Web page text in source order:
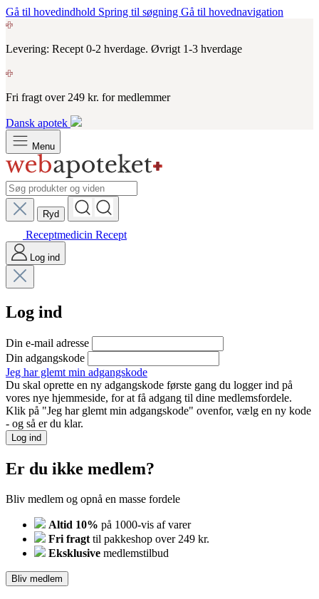
Gå til hovedindhold Spring til søgning Gå til hovednavigation
Levering: Recept 0-2 hverdage. Øvrigt 1-3 hverdage
Fri fragt over 249 kr. for medlemmer
Dansk apotek
Menu
Ryd
Receptmedicin Recept
Log ind
Log ind
Din e-mail adresse
Din adgangskode
Jeg har glemt min adgangskode
Du skal oprette en ny adgangskode første gang du logger ind på
vores nye hjemmeside, for at få adgang til dine medlemsfordele.
Klik på "Jeg har glemt min adgangskode" ovenfor, vælg en ny kode
- og så er du klar.
Log ind
Er du ikke medlem?
Bliv medlem og opnå en masse fordele
Altid 10% på 1000-vis af varer
Fri fragt til pakkeshop over 249 kr.
Eksklusive medlemstilbud
Bliv medlem